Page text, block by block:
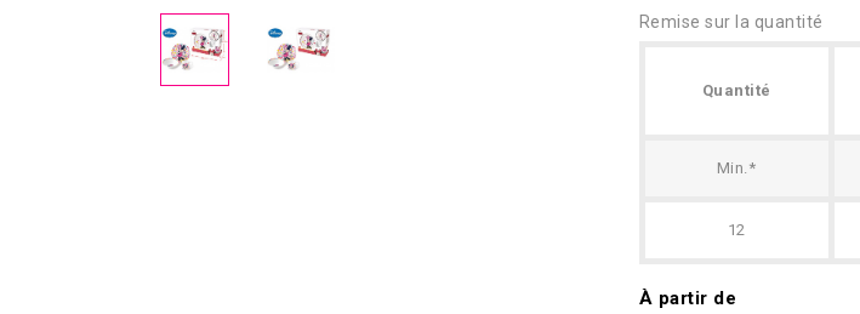
Remise sur la quantité
Quantité
Min.*
12
À partir de